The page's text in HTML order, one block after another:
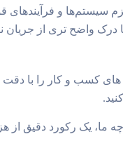
سیستم‌ها و
واضح تری از جریان
کسب و کار را با دقت
ما، یک رکورد دقیق از